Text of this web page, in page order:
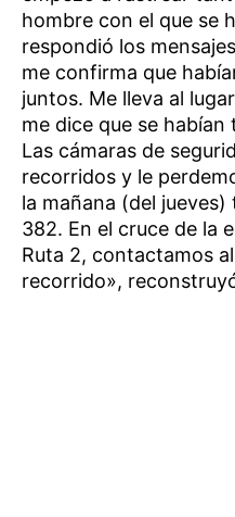
hombre con el que se
respondió los
me confirma que
juntos. Me lleva al
me dice que se
Las cámaras de
recorridos y le
la mañana (del
382. En el cruce de la
Ruta 2, contactamos
recorrido»,